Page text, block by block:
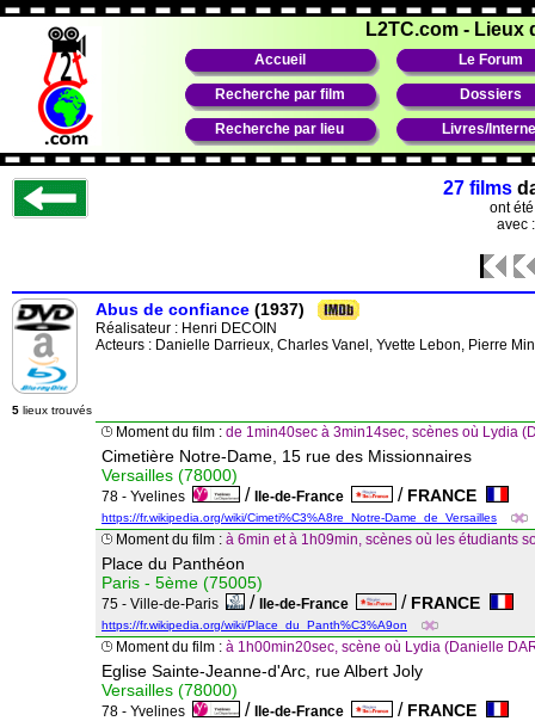
L2TC.com - Lieux
Accueil Le Forum
Recherche par film Dossiers
Recherche par lieu Livres/
27 films
ont
avec
Abus de confiance (1937)
Réalisateur : Henri DECOIN
Acteurs : Danielle Darrieux, Charles Vanel, Yvette Lebon, Pierre
5 lieux trouvés
Moment du film : de 1min40sec à 3min14sec, scènes où Lydia
Cimetière Notre-Dame, 15 rue des Missionnaires
Versailles (78000)
78 - Yvelines / Ile-de-France / FRANCE
https://fr.wikipedia.org/wiki/Cimeti%C3%A8re_Notre-Dame_de_Versailles
Moment du film : à 6min et à 1h09min, scènes où les étudiants
Place du Panthéon
Paris - 5ème (75005)
75 - Ville-de-Paris / Ile-de-France / FRANCE
https://fr.wikipedia.org/wiki/Place_du_Panth%C3%A9on
Moment du film : à 1h00min20sec, scène où Lydia (Danielle
Eglise Sainte-Jeanne-d'Arc, rue Albert Joly
Versailles (78000)
78 - Yvelines / Ile-de-France / FRANCE